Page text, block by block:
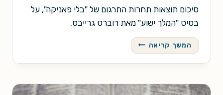
סיכום תוצאות תחרות התרגום של "בלי פאניקה", על
בסיס "המלך ישוע" מאת רוברט גרייבס.
המשך קריאה תחרות
התרגום
–
הזוכים